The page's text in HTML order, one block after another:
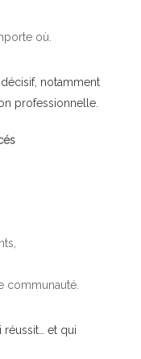
où.
notamment
professionnelle.
communauté.
réussit… et qui